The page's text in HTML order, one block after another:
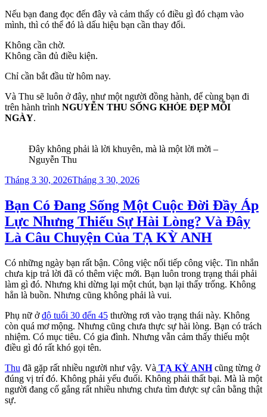
Nếu bạn đang đọc đến đây và cảm thấy có điều gì đó chạm vào
mình, thì có thể đó là dấu hiệu bạn cần thay đổi.
Không cần chờ.
Không cần đủ điều kiện.
Chỉ cần bắt đầu từ hôm nay.
Và Thu sẽ luôn ở đây, như một người đồng hành, để cùng bạn đi
trên hành trình NGUYỄN THU SỐNG KHỎE ĐẸP MỖI
NGÀY.
Đây không phải là lời khuyên, mà là một lời mời –
Nguyễn Thu
Đăng
Tháng 3 30, 2026Tháng 3 30, 2026
Bạn Có Đang Sống Một Cuộc Đời Đầy Áp
Lực Nhưng Thiếu Sự Hài Lòng? Và Đây
Là Câu Chuyện Của TẠ KỲ ANH
Có những ngày bạn rất bận. Công việc nối tiếp công việc. Tin nhắn
chưa kịp trả lời đã có thêm việc mới. Bạn luôn trong trạng thái phải
làm gì đó. Nhưng khi dừng lại một chút, bạn lại thấy trống. Không
hẳn là buồn. Nhưng cũng không phải là vui.
Phụ nữ ởđộ tuổi 30 đến 45 thường rơi vào trạng thái này. Không
còn quá mơ mộng. Nhưng cũng chưa thực sự hài lòng. Bạn có trách
nhiệm. Có mục tiêu. Có gia đình. Nhưng vẫn cảm thấy thiếu một
điều gì đó rất khó gọi tên.
Thu đã gặp rất nhiều người như vậy. Và TẠ KỲ ANHcũng từng ở
đúng vị trí đó. Không phải yếu đuối. Không phải thất bại. Mà là một
người đang cố gắng rất nhiều nhưng chưa tìm được sự cân bằng thật
sự.